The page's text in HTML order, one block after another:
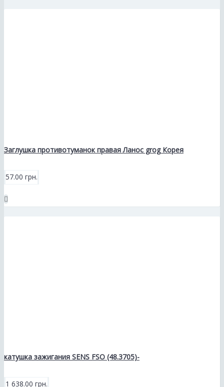
Заглушка противотуманок правая Ланос grog Корея
57.00 грн.
катушка зажигания SENS FSO (48.3705)-
1 638.00 грн.